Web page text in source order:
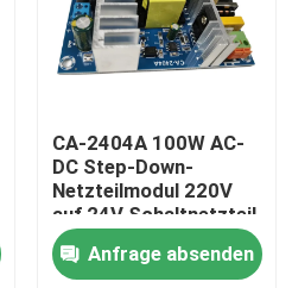
CA-2404A 100W AC-
DC Step-Down-
Netzteilmodul 220V
auf 24V Schaltnetzteil
Anfrage absenden